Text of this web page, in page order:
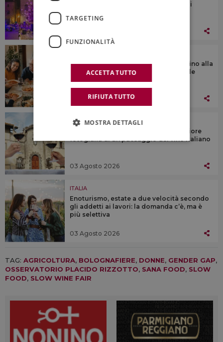
agosto è il momento clou di “Calici di
La demonizzazione del piacere: dal vino alla
pasta, se la tavola diventa un tribunale
04 Agosto 2026
ITALIA
Le Donne della Vite premiano la migliore
fotografia di un paesaggio del vino italiano
03 Agosto 2026
ITALIA
Enoturismo, estate a due velocità secondo
gli addetti ai lavori: la domanda c’è, ma è
più selettiva
03 Agosto 2026
TAG: AGRICOLTURA, BOLOGNAFIERE, DONNE, GENDER GAP,
OSSERVATORIO PLACIDO RIZZOTTO, SANA FOOD, SLOW
FOOD, SLOW WINE FAIR
TARGETING
FUNZIONALITÀ
ACCETTA TUTTO
RIFIUTA TUTTO
MOSTRA DETTAGLI